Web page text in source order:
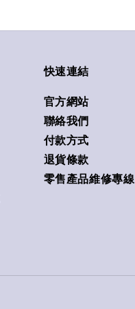
快速連結
官方網站
聯絡我們
付款方式
退貨條款
零售產品維修專線